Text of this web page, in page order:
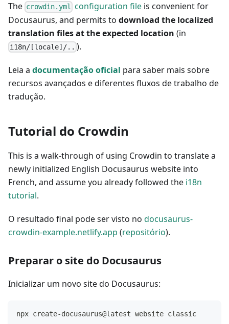
The crowdin.yml configuration file is convenient for
Docusaurus, and permits to download the localized
translation files at the expected location (in
i18n/[locale]/.. ).
Leia a documentação oficial para saber mais sobre
recursos avançados e diferentes fluxos de trabalho de
tradução.
Tutorial do Crowdin
This is a walk-through of using Crowdin to translate a
newly initialized English Docusaurus website into
French, and assume you already followed the i18n
tutorial.
O resultado final pode ser visto no docusaurus-
crowdin-example.netlify.app (repositório).
Preparar o site do Docusaurus
Inicializar um novo site do Docusaurus:
npx create-docusaurus@latest website classic